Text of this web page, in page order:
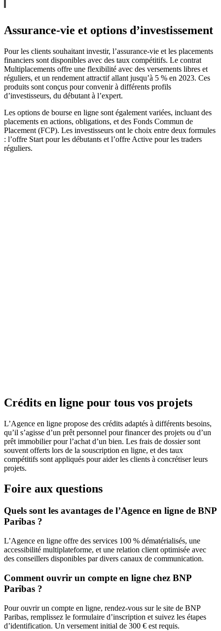
Assurance-vie et options d’investissement
Pour les clients souhaitant investir, l’assurance-vie et les placements
financiers sont disponibles avec des taux compétitifs. Le contrat
Multiplacements offre une flexibilité avec des versements libres et
réguliers, et un rendement attractif allant jusqu’à 5 % en 2023. Ces
produits sont conçus pour convenir à différents profils
d’investisseurs, du débutant à l’expert.
Les options de bourse en ligne sont également variées, incluant des
placements en actions, obligations, et des Fonds Commun de
Placement (FCP). Les investisseurs ont le choix entre deux formules
: l’offre Start pour les débutants et l’offre Active pour les traders
réguliers.
Crédits en ligne pour tous vos projets
L’Agence en ligne propose des crédits adaptés à différents besoins,
qu’il s’agisse d’un prêt personnel pour financer des projets ou d’un
prêt immobilier pour l’achat d’un bien. Les frais de dossier sont
souvent offerts lors de la souscription en ligne, et des taux
compétitifs sont appliqués pour aider les clients à concrétiser leurs
projets.
Foire aux questions
Quels sont les avantages de l’Agence en ligne de BNP
Paribas ?
L’Agence en ligne offre des services 100 % dématérialisés, une
accessibilité multiplateforme, et une relation client optimisée avec
des conseillers disponibles par divers canaux de communication.
Comment ouvrir un compte en ligne chez BNP
Paribas ?
Pour ouvrir un compte en ligne, rendez-vous sur le site de BNP
Paribas, remplissez le formulaire d’inscription et suivez les étapes
d’identification. Un versement initial de 300 € est requis.